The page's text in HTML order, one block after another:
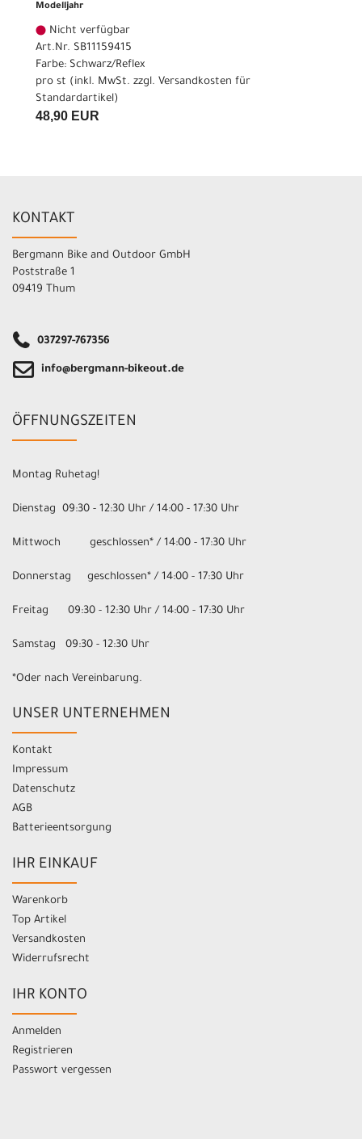
Modelljahr
Nicht verfügbar
Art.Nr. SB11159415
Farbe: Schwarz/Reflex
pro st (inkl. MwSt. zzgl. Versandkosten für
Standardartikel)
48,90 EUR
KONTAKT
Bergmann Bike and Outdoor GmbH
Poststraße 1
09419 Thum
037297-767356
info@bergmann-bikeout.de
ÖFFNUNGSZEITEN
Montag Ruhetag!
Dienstag 09:30 - 12:30 Uhr / 14:00 - 17:30 Uhr
Mittwoch geschlossen* / 14:00 - 17:30 Uhr
Donnerstag geschlossen* / 14:00 - 17:30 Uhr
Freitag 09:30 - 12:30 Uhr / 14:00 - 17:30 Uhr
Samstag 09:30 - 12:30 Uhr
*Oder nach Vereinbarung.
UNSER UNTERNEHMEN
Kontakt
Impressum
Datenschutz
AGB
Batterieentsorgung
IHR EINKAUF
Warenkorb
Top Artikel
Versandkosten
Widerrufsrecht
IHR KONTO
Anmelden
Registrieren
Passwort vergessen